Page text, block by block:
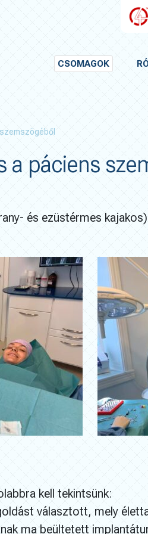
CSOMAGOK
páciens
és ezüstérmes
kell tekintsünk:
választott, mely
ma beültetett